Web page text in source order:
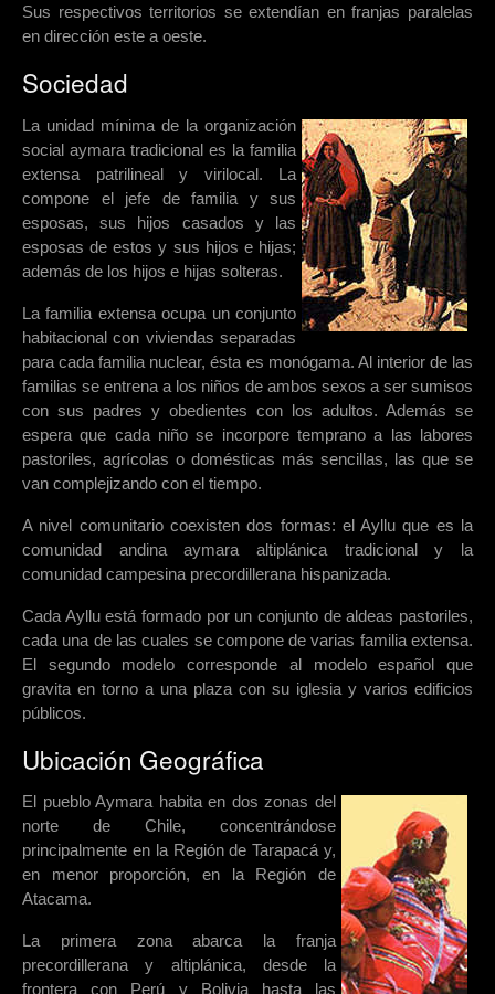
Sus respectivos territorios se extendían en franjas paralelas
en dirección este a oeste.
Sociedad
La unidad mínima de la organización
social aymara tradicional es la familia
extensa patrilineal y virilocal. La
compone el jefe de familia y sus
esposas, sus hijos casados y las
esposas de estos y sus hijos e hijas;
además de los hijos e hijas solteras.
La familia extensa ocupa un conjunto
habitacional con viviendas separadas
para cada familia nuclear, ésta es monógama. Al interior de las
familias se entrena a los niños de ambos sexos a ser sumisos
con sus padres y obedientes con los adultos. Además se
espera que cada niño se incorpore temprano a las labores
pastoriles, agrícolas o domésticas más sencillas, las que se
van complejizando con el tiempo.
A nivel comunitario coexisten dos formas: el Ayllu que es la
comunidad andina aymara altiplánica tradicional y la
comunidad campesina precordillerana hispanizada.
Cada Ayllu está formado por un conjunto de aldeas pastoriles,
cada una de las cuales se compone de varias familia extensa.
El segundo modelo corresponde al modelo español que
gravita en torno a una plaza con su iglesia y varios edificios
públicos.
Ubicación Geográfica
El pueblo Aymara habita en dos zonas del
norte de Chile, concentrándose
principalmente en la Región de Tarapacá y,
en menor proporción, en la Región de
Atacama.
La primera zona abarca la franja
precordillerana y altiplánica, desde la
frontera con Perú y Bolivia hasta las